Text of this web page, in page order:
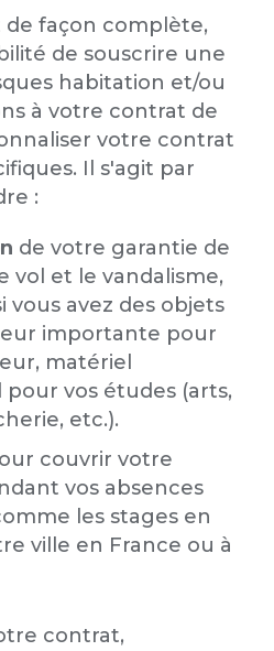
façon complète,
de souscrire une
habitation et/ou
à votre contrat de
votre contrat
Il s'agit par
:
de votre garantie de
vol et le vandalisme,
vous avez des objets
importante pour
matériel
vos études (arts,
etc.).
couvrir votre
vos absences
les stages en
ville en France ou à
contrat,